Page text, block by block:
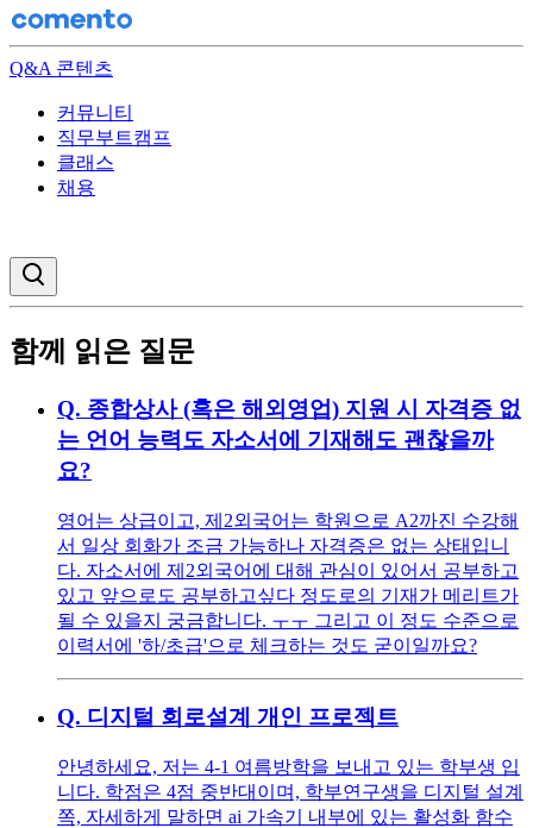
Q&A 콘텐츠
커뮤니티
직무부트캠프
클래스
채용
함께 읽은 질문
Q. 종합상사 (혹은 해외영업) 지원 시 자격증 없
는 언어 능력도 자소서에 기재해도 괜찮을까
요?
영어는 상급이고, 제2외국어는 학원으로 A2까진 수강해
서 일상 회화가 조금 가능하나 자격증은 없는 상태입니
다. 자소서에 제2외국어에 대해 관심이 있어서 공부하고
있고 앞으로도 공부하고싶다 정도로의 기재가 메리트가
될 수 있을지 궁금합니다. ㅜㅜ 그리고 이 정도 수준으로
이력서에 '하/초급'으로 체크하는 것도 굳이일까요?
Q. 디지털 회로설계 개인 프로젝트
안녕하세요, 저는 4-1 여름방학을 보내고 있는 학부생 입
니다. 학점은 4점 중반대이며, 학부연구생을 디지털 설계
쪽, 자세하게 말하면 ai 가속기 내부에 있는 활성화 함수